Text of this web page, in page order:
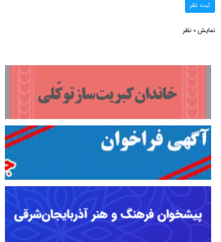
ثبت نظر
نمایش 0 نظر